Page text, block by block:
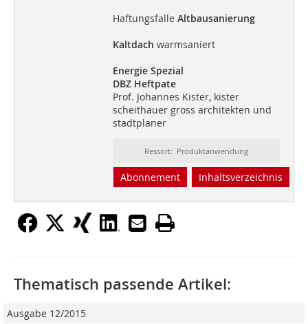
Haftungsfalle Altbausanierung
Kaltdach warmsaniert
Energie Spezial
DBZ Heftpate
Prof. Johannes Kister, kister
scheithauer gross architekten und
stadtplaner
Ressort: Produktanwendung
Abonnement Inhaltsverzeichnis
Thematisch passende Artikel:
Ausgabe 12/2015